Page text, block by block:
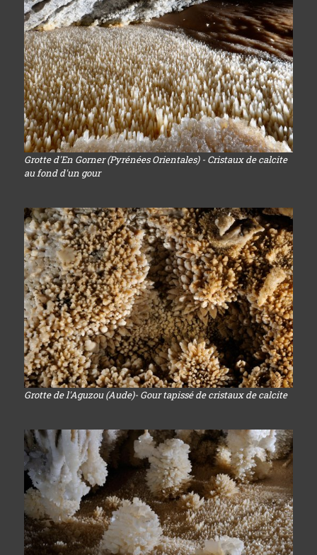
Grotte d'En Gorner (Pyrénées Orientales) - Cristaux de calcite
au fond d'un gour
Grotte de l'Aguzou (Aude)- Gour tapissé de cristaux de calcite